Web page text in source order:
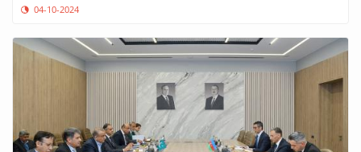
04-10-2024